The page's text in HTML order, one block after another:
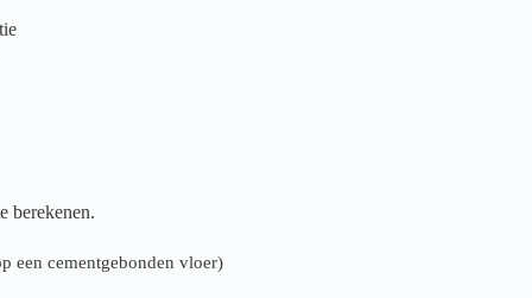
berekenen.
een cementgebonden vloer)